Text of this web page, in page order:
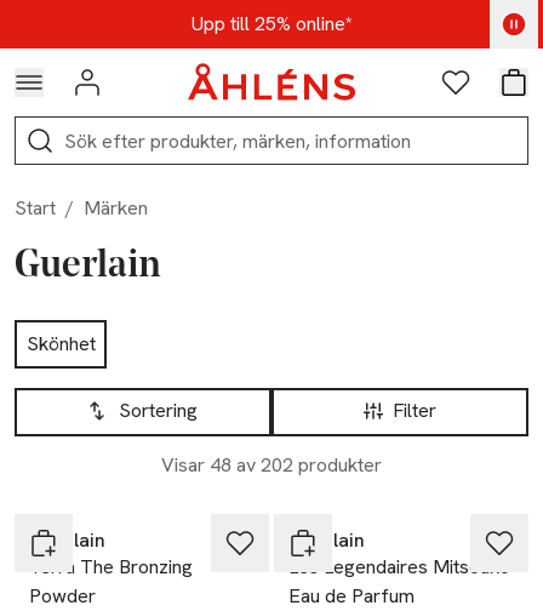
Hoppa till navigationsmenynUpp till 25% online*
Kod: AUG25 - Shoppa nu
Logga in Favoriter
Sök
Start / Märken
Guerlain
Hoppa till produktsidan
Skönhet
Hoppa till produktsidan
Filter
Sortering
Visar 48 av 202 produkter
Lista över produkter
Guerlain
Terra The Bronzing
Powder
Guerlain
Les Legendaires Mitsouko
Eau de Parfum